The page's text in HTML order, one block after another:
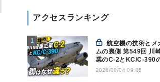
アクセスランキング
航空機の技術とメカニズ
ムの裏側 第549回 川
業のC-2とKC/C-390
なぜ違う? - 降着装置
2026/08/04 09:05